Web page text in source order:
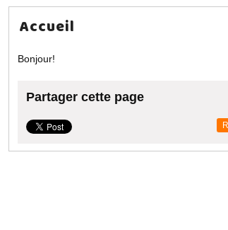
Accueil
Bonjour!
Partager cette page